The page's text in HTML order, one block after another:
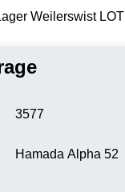
Weilerswist LOT
3577
Hamada Alpha 52